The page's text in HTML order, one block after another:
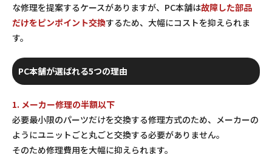
な修理を提案するケースがありますが、PC本舗は故障した部品
だけをピンポイント交換するため、大幅にコストを抑えられま
す。
PC本舗が選ばれる5つの理由
1. メーカー修理の半額以下
必要最小限のパーツだけを交換する修理方式のため、メーカーの
ようにユニットごと丸ごと交換する必要がありません。
そのため修理費用を大幅に抑えられます。